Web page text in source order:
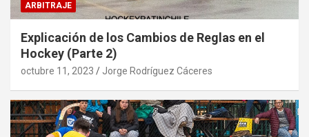
ARBITRAJE
Explicación de los Cambios de Reglas en el
Hockey (Parte 2)
octubre 11, 2023 Jorge Rodríguez Cáceres